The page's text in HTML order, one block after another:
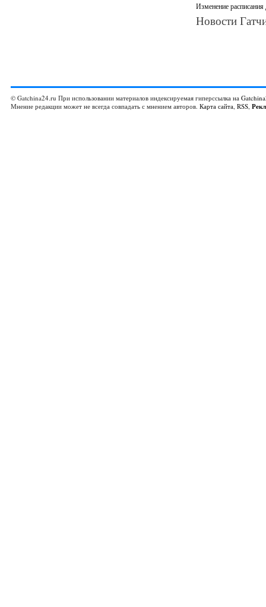
Изменение
Новости
© Gatchina24.ru При использовании материалов индексируемая гиперссылка на
Мнение редакции может не всегда совпадать с мнением авторов. Карта сайта, RSS,